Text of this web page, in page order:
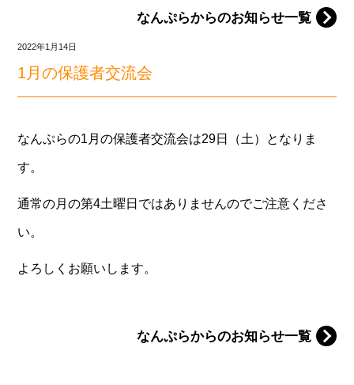
なんぷらからのお知らせ一覧
2022年1月14日
1月の保護者交流会
なんぷらの1月の保護者交流会は29日（土）となりま
す。
通常の月の第4土曜日ではありませんのでご注意くださ
い。
よろしくお願いします。
なんぷらからのお知らせ一覧